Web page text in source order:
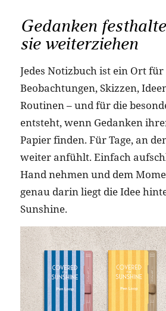
Gedanken
sie weiterziehen
Jedes Notizbuch ist ein Ort für
Beobachtungen, Skizzen,
Routinen – und für die
entsteht, wenn Gedanken
Papier finden. Für Tage, an
weiter anfühlt. Einfach
Hand nehmen und dem
genau darin liegt die Idee
Sunshine.